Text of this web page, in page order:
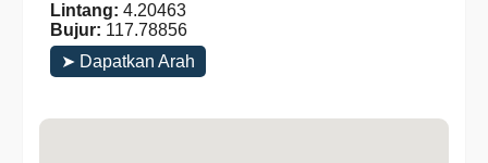
Lintang: 4.20463
Bujur: 117.78856
➤ Dapatkan Arah